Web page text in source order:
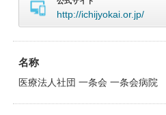
http://ichijyokai.or.jp/
名称
医療法人社団 一条会 一条会病院